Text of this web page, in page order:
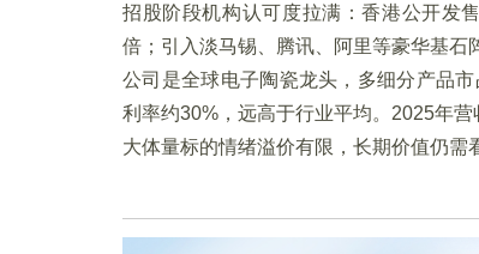
招股阶段机构认可度拉满：香港公开发
倍；引入淡马锡、腾讯、阿里等豪华基石
公司是全球电子陶瓷龙头，多细分产品
利率约30%，远高于行业平均。2025年
大体量标的情绪溢价有限，长期价值仍需